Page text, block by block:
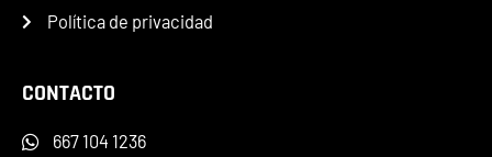
Política de privacidad
CONTACTO
667 104 1236